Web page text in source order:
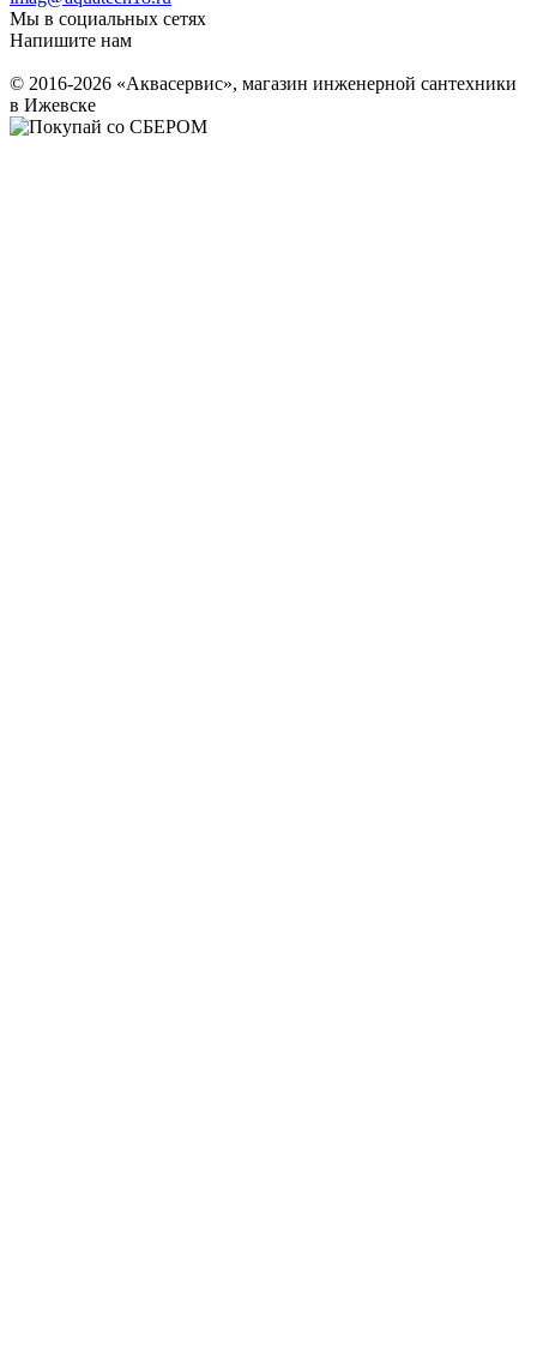
Мы в социальных сетях
Напишите нам
© 2016-2026 «Аквасервис», магазин инженерной сантехники
в Ижевске